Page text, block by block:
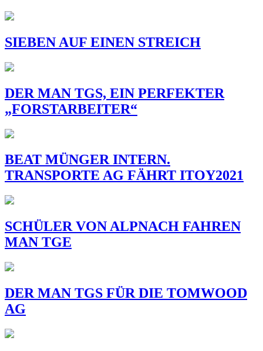
SIEBEN AUF EINEN STREICH
DER MAN TGS, EIN PERFEKTER
„FORSTARBEITER“
BEAT MÜNGER INTERN.
TRANSPORTE AG FÄHRT ITOY2021
SCHÜLER VON ALPNACH FAHREN
MAN TGE
DER MAN TGS FÜR DIE TOMWOOD
AG